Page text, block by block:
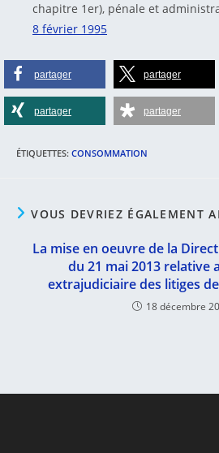
chapitre 1er), pénale et
8 février 1995
partager partager
partager partager
ÉTIQUETTES: CONSOMMATION
VOUS DEVRIEZ ÉGALEMENT
La mise en oeuvre de la
du 21 mai 2013 relative
extrajudiciaire des litiges
18 décembre